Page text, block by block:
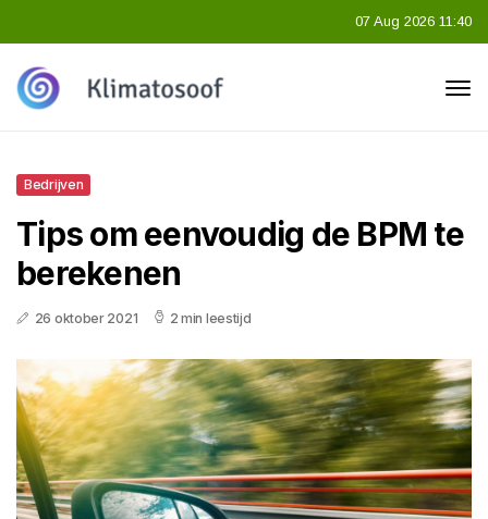
07 Aug 2026 11:40
Bedrijven
Tips om eenvoudig de BPM te
berekenen
26 oktober 2021 2 min leestijd